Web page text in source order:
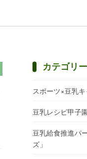
カテゴリー
スポーツ×豆乳
豆乳レシピ甲子
豆乳給食推進パ
ズ」